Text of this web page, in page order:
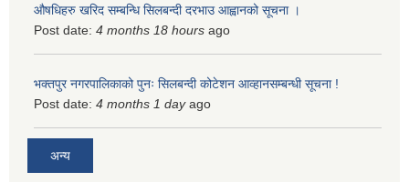
औषधिहरु खरिद सम्बन्धि सिलबन्दी दरभाउ आह्वानको सूचना ।
Post date: 4 months 18 hours ago
भक्तपुर नगरपालिकाको पुनः सिलबन्दी कोटेशन आव्हानसम्बन्धी सूचना !
Post date: 4 months 1 dayago
अन्य